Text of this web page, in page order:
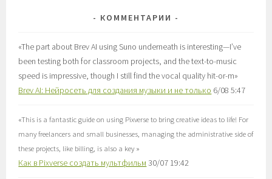
КОММЕНТАРИИ
«The part about Brev AI using Suno underneath is interesting—I’ve
been testing both for classroom projects, and the text-to-music
speed is impressive, though I still find the vocal quality hit-or-m»
Brev AI: Нейросеть для создания музыки и не только 6/08 5:47
«This is a fantastic guide on using Pixverse to bring creative ideas to life! For
many freelancers and small businesses, managing the administrative side of
these projects, like billing, is also a key »
Как в Pixverse создать мультфильм 30/07 19:42